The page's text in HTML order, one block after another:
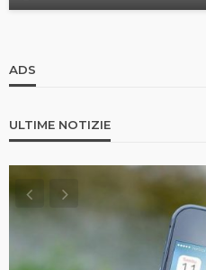
ADS
ULTIME NOTIZIE